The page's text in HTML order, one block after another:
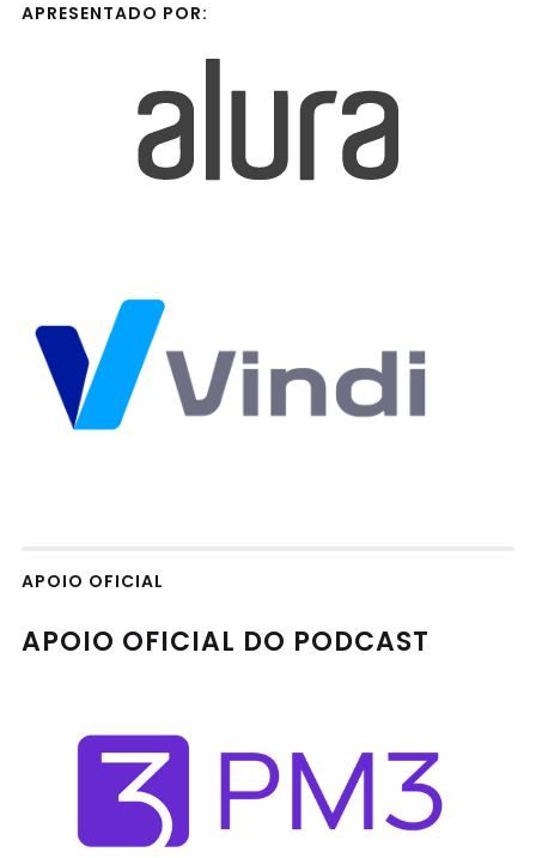
APRESENTADO POR:
APOIO OFICIAL
APOIO OFICIAL DO PODCAST